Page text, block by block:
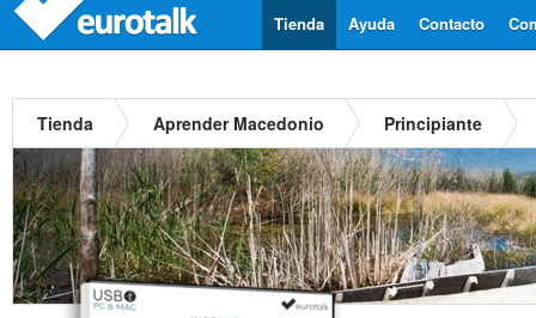
Contacto
Ayuda
Tienda
Tienda Aprender Macedonio Principiante